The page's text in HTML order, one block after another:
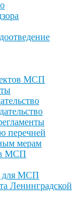
МСП
перечней
мерам
МСП
для МСП
Ленинградской